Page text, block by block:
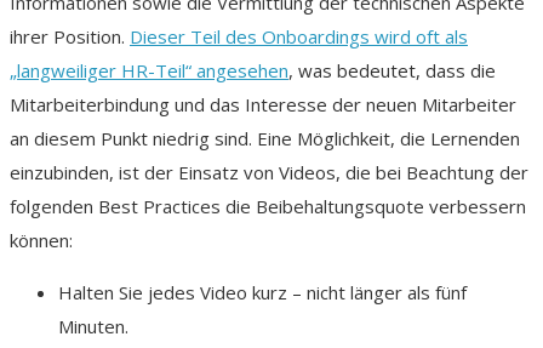
ihrer Position. Dieser Teil des Onboardings wird oft als
„langweiliger HR-Teil“ angesehen, was bedeutet, dass die
Mitarbeiterbindung und das Interesse der neuen Mitarbeiter
an diesem Punkt niedrig sind. Eine Möglichkeit, die Lernenden
einzubinden, ist der Einsatz von Videos, die bei Beachtung der
folgenden Best Practices die Beibehaltungsquote verbessern
können:
Halten Sie jedes Video kurz – nicht länger als fünf
Minuten.